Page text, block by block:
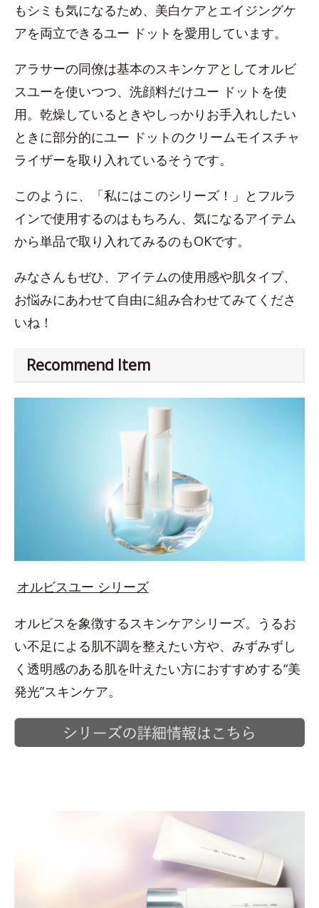
もシミも気になるため、美白ケアとエイジングケ
アを両立できるユー ドットを愛用しています。
アラサーの同僚は基本のスキンケアとしてオルビ
スユーを使いつつ、洗顔料だけユー ドットを使
用。乾燥しているときやしっかりお手入れしたい
ときに部分的にユー ドットのクリームモイスチャ
ライザーを取り入れているそうです。
このように、「私にはこのシリーズ！」とフルラ
インで使用するのはもちろん、気になるアイテム
から単品で取り入れてみるのもOKです。
みなさんもぜひ、アイテムの使用感や肌タイプ、
お悩みにあわせて自由に組み合わせてみてくださ
いね！
Recommend Item
オルビスユー シリーズ
オルビスを象徴するスキンケアシリーズ。うるお
い不足による肌不調を整えたい方や、みずみずし
く透明感のある肌を叶えたい方におすすめする“美
発光”スキンケア。